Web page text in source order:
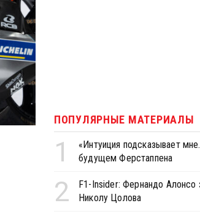
ПОПУЛЯРНЫЕ МАТЕРИАЛЫ
1
«Интуиция подсказывает
будущем Ферстаппена
2
F1-Insider: Фернандо Алонсо
Николу Цолова